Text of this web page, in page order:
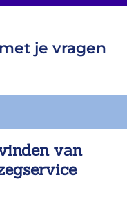
je vragen
van